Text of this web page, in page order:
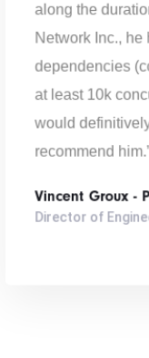
along the
Network Inc., he
dependencies
at least 10k
would
recommend
Vincent Groux -
Director of
“Jean-
notre
preuve de
de ce projet
Product Owner